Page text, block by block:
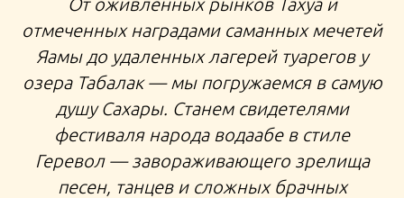
отмеченных наградами саманных мечетей
Яамы до удаленных лагерей туарегов у
озера Табалак — мы погружаемся в самую
душу Сахары. Станем свидетелями
фестиваля народа водаабе в стиле
Геревол — завораживающего зрелища
песен, танцев и сложных брачных